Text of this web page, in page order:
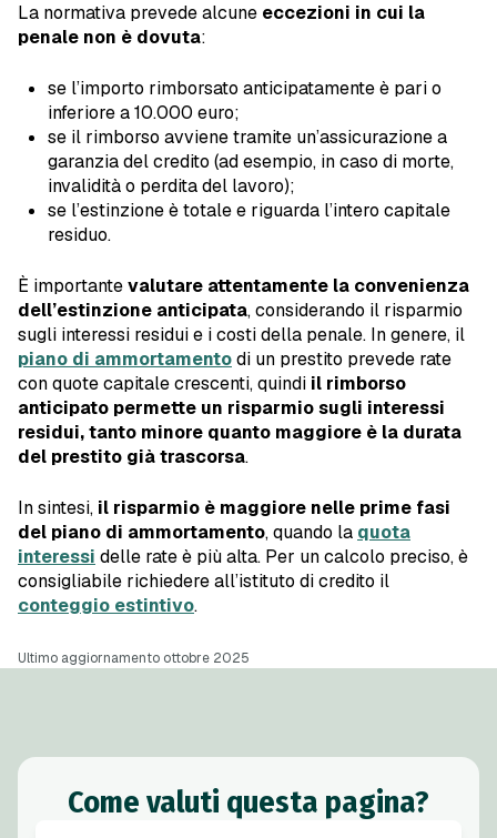
La normativa prevede alcune eccezioni in cui la
penale non è dovuta:
se l’importo rimborsato anticipatamente è pari o
inferiore a 10.000 euro;
se il rimborso avviene tramite un’assicurazione a
garanzia del credito (ad esempio, in caso di morte,
invalidità o perdita del lavoro);
se l’estinzione è totale e riguarda l’intero capitale
residuo.
È importantevalutare attentamente la convenienza
dell’estinzione anticipata, considerando il risparmio
sugli interessi residui e i costi della penale. In genere, il
piano di ammortamentodi un prestito prevede rate
con quote capitale crescenti, quindi il rimborso
anticipato permette un risparmio sugli interessi
residui, tanto minore quanto maggiore è la durata
del prestito già trascorsa.
In sintesi, il risparmio è maggiore nelle prime fasi
del piano di ammortamento, quando la quota
interessi delle rate è più alta. Per un calcolo preciso, è
consigliabile richiedere all’istituto di credito il
conteggio estintivo.
Ultimo aggiornamento ottobre 2025
Come valuti questa pagina?